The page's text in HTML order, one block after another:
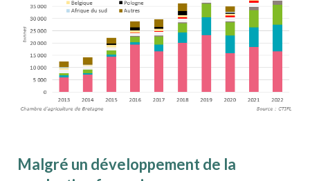
Malgré un développement de la